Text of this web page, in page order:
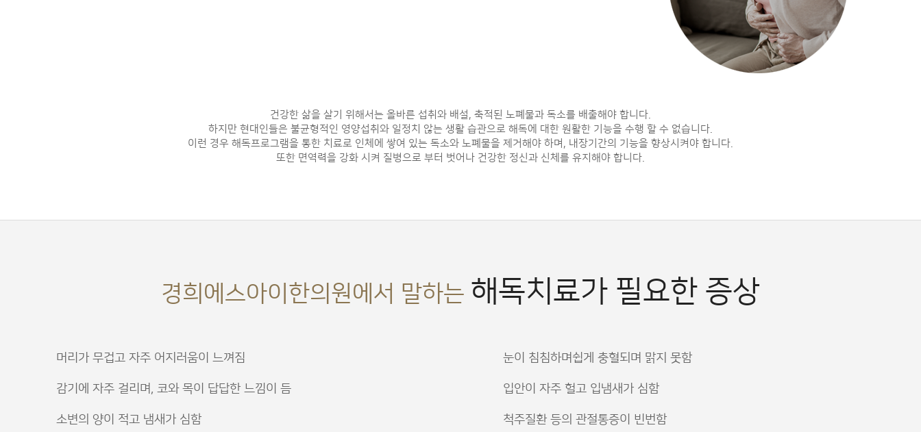
건강한 삶을 살기 위해서는 올바른 섭취와 배설, 축적된 노폐물과 독소를 배출해야 합니다.
하지만 현대인들은 불균형적인 영양섭취와 일정치 않는 생활 습관으로 해독에 대한 원활한 기능을 수행 할 수 없습니다.
이런 경우 해독프로그램을 통한 치료로 인체에 쌓여 있는 독소와 노폐물을 제거해야 하며, 내장기간의 기능을 향상시켜야 합니다.
또한 면역력을 강화 시켜 질병으로 부터 벗어나 건강한 정신과 신체를 유지해야 합니다.
경희에스아이한의원에서 말하는 해독치료가 필요한 증상
머리가 무겁고 자주 어지러움이 느껴짐 눈이 침침하며쉽게 충혈되며 맑지 못함
감기에 자주 걸리며, 코와 목이 답답한 느낌이 듬 입안이 자주 헐고 입냄새가 심함
소변의 양이 적고 냄새가 심함 척주질환 등의 관절통증이 빈번함